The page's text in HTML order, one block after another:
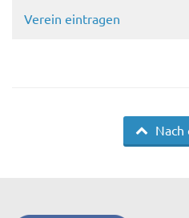
Verein eintragen
Nach